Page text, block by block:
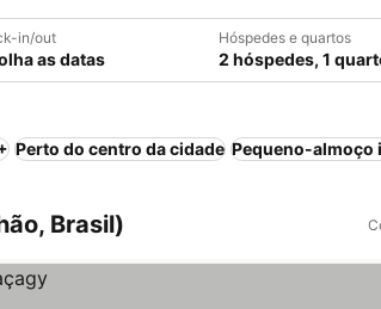
in/out
as datas
Hóspedes e quartos
2 hóspedes, 1
Perto do centro da cidade Pequeno-almoço
Brasil)